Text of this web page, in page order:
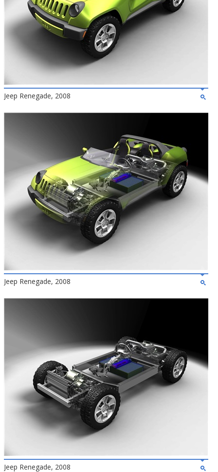
Jeep Renegade, 2008
Jeep Renegade, 2008
Jeep Renegade, 2008